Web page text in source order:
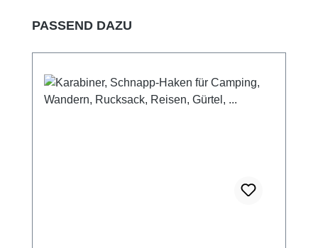
Produktgalerie überspringen
PASSEND DAZU